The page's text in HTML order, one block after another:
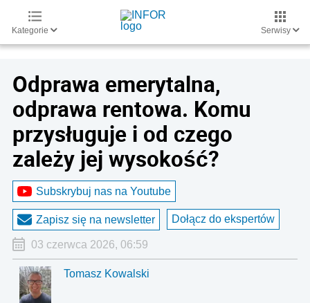
Kategorie Serwisy
Odprawa emerytalna,
odprawa rentowa. Komu
przysługuje i od czego
zależy jej wysokość?
Subskrybuj nas na Youtube
Zapisz się na newsletter Dołącz do ekspertów
03 czerwca 2026, 06:59
Tomasz Kowalski